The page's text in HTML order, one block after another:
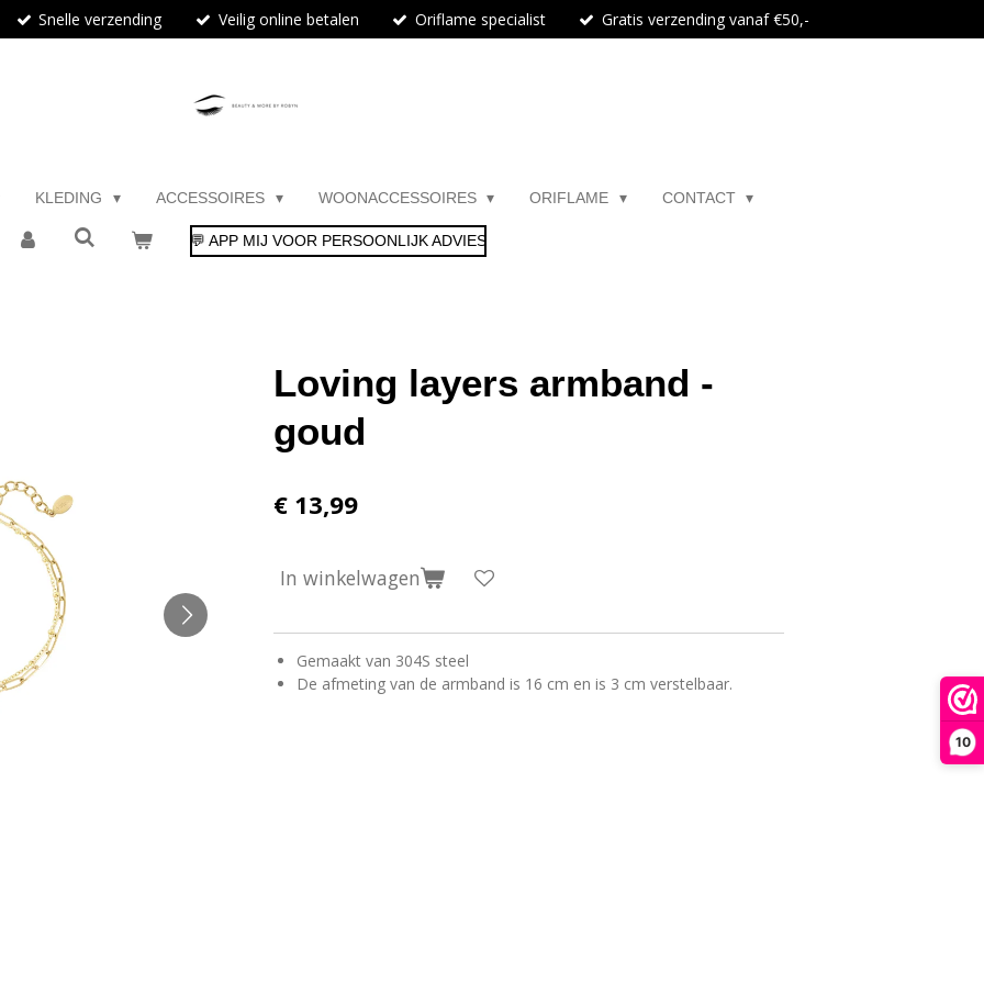
10
Snelle verzending Veilig online betalen Oriflame specialist Gratis verzending vanaf €50,-
KLEDING ACCESSOIRES WOONACCESSOIRES ORIFLAME CONTACT
💬 APP MIJ VOOR PERSOONLIJK ADVIES
Loving layers armband -
goud
€ 13,99
In winkelwagen
Gemaakt van 304S steel
De afmeting van de armband is 16 cm en is 3 cm verstelbaar.